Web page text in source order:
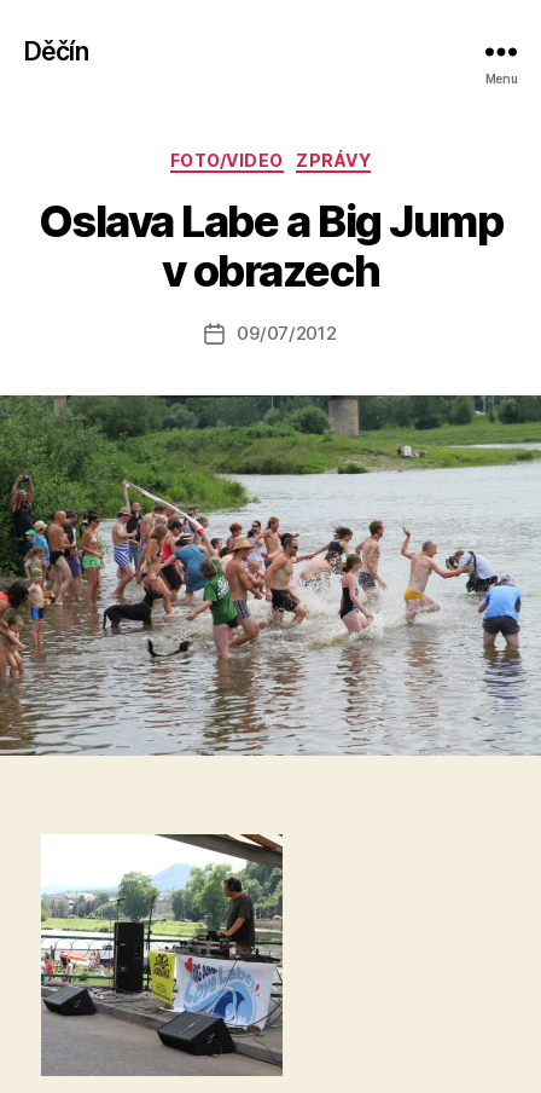
Děčín
Menu
Rubriky
FOTO/VIDEO ZPRÁVY
Oslava Labe a Big Jump
v obrazech
Autor
příspěvku
A
o
a
s
o
Datum
09/07/2012